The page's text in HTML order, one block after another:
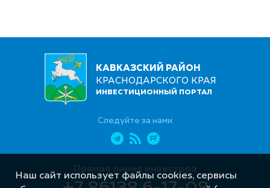
КАВКАЗСКИЙ РАЙОН
КРАСНОДАРСКОГО КРАЯ
ИНВЕСТИЦИОННЫЙ ПОРТАЛ
Следуйте за нами
Прямая линия инвестора
Наш сайт использует файлы cookies, сервисы